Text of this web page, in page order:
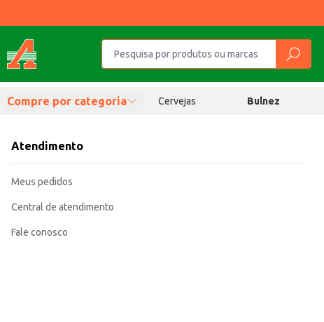
Compre por categoria Cervejas Bulnez
Atendimento
Meus pedidos
Central de atendimento
Fale conosco